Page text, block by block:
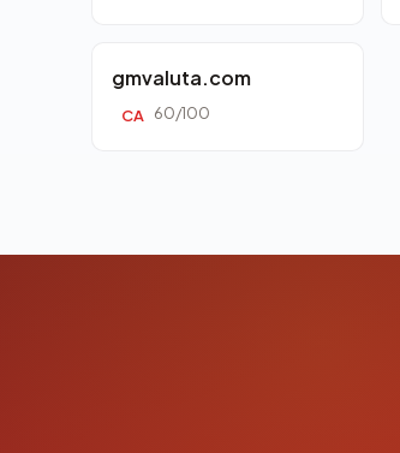
gmvaluta.com
CA 60/100